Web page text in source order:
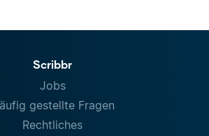
Scribbr
Jobs
gestellte Fragen
Rechtliches